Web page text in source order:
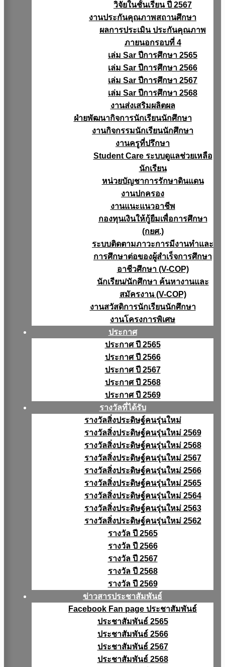
วิจัยในชั้นเรียน ปี 2567
งานประกันคุณภาพสถานศึกษา
ผลการประเมิน ประกันคุณภาพ
ภายนอกรอบที่ 4
เล่ม Sar ปีการศึกษา 2565
เล่ม Sar ปีการศึกษา 2566
เล่ม Sar ปีการศึกษา 2567
เล่ม Sar ปีการศึกษา 2568
งานส่งเสริมผลิตผล
ฝ่ายพัฒนากิจการนักเรียนนักศึกษา
งานกิจกรรมนักเรียนนักศึกษา
งานครูที่ปรึกษา
Student Care ระบบดูแลช่วยเหลือ
นักเรียน
หน่วยบัญชาการรักษาดินแดน
งานปกครอง
งานแนะแนวอาชีพ
กองทุนเงินให้กู้ยืมเพื่อการศึกษา
(กยศ.)
ระบบติดตามภาวะการมีงานทำและ
การศึกษาต่อของผู้สำเร็จการศึกษา
อาชีวศึกษา (V-COP)
นักเรียน/นักศึกษา ค้นหางานและ
สมัครงาน (V-COP)
งานสวัสดิการนักเรียนนักศึกษา
งานโครงการพิเศษ
ประกาศ
ประกาศ ปี 2565
ประกาศ ปี 2566
ประกาศ ปี 2567
ประกาศ ปี 2568
ประกาศ ปี 2569
รางวัลที่ได้รับ
รางวัลสิ่งประดิษฐ์คนรุ่นใหม่
รางวัลสิ่งประดิษฐ์คนรุ่นใหม่ 2569
รางวัลสิ่งประดิษฐ์คนรุ่นใหม่ 2568
รางวัลสิ่งประดิษฐ์คนรุ่นใหม่ 2567
รางวัลสิ่งประดิษฐ์คนรุ่นใหม่ 2566
รางวัลสิ่งประดิษฐ์คนรุ่นใหม่ 2565
รางวัลสิ่งประดิษฐ์คนรุ่นใหม่ 2564
รางวัลสิ่งประดิษฐ์คนรุ่นใหม่ 2563
รางวัลสิ่งประดิษฐ์คนรุ่นใหม่ 2562
รางวัล ปี 2565
รางวัล ปี 2566
รางวัล ปี 2567
รางวัล ปี 2568
รางวัล ปี 2569
ข่าวสารประชาสัมพันธ์
Facebook Fan page ประชาสัมพันธ์
ประชาสัมพันธ์ 2565
ประชาสัมพันธ์ 2566
ประชาสัมพันธ์ 2567
ประชาสัมพันธ์ 2568